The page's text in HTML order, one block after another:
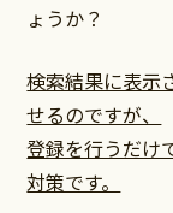
ょうか？
検索結果に表示
せるのですが、
登録を行うだけ
対策です。